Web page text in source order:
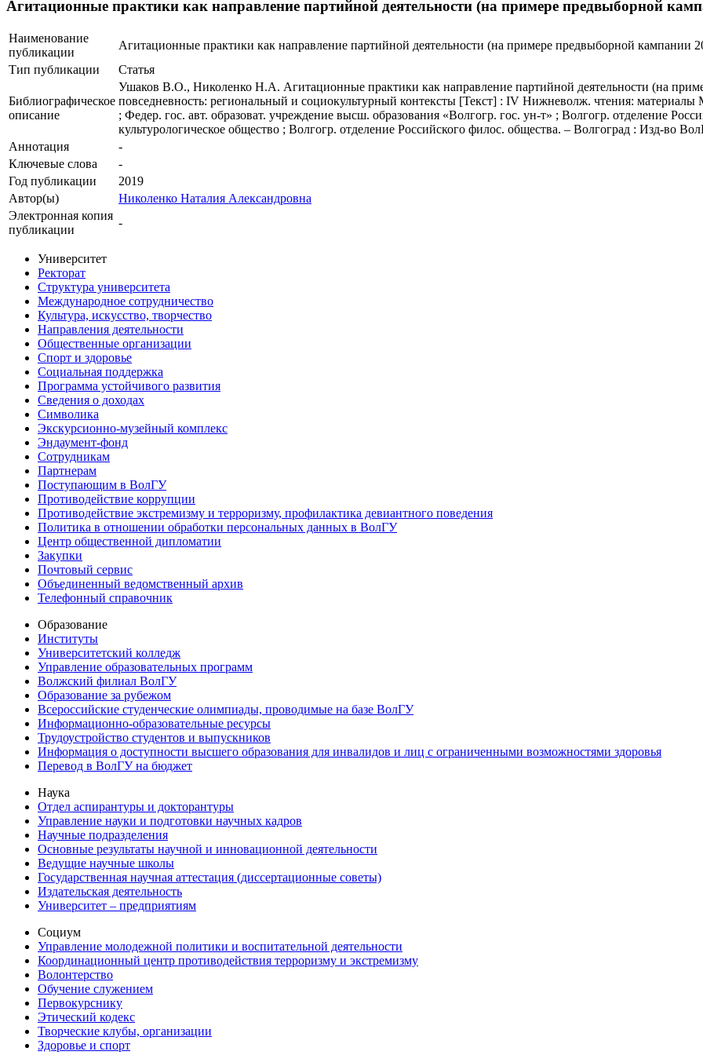
Агитационные практики как направление партийной деятельности (на примере предвыборной
Наименование
публикации
Агитационные практики как направление партийной деятельности (на примере предвыборной кампании
Тип публикации
Статья
Библиографическое
описание
Ушаков В.О., Николенко Н.А. Агитационные практики как направление партийной деятельности (на
повседневность: региональный и социокультурный контексты [Текст] : IV Нижневолж. чтения: материалы
; Федер. гос. авт. образоват. учреждение высш. образования «Волгогр. гос. ун-т» ; Волгогр. отделение
культурологическое общество ; Волгогр. отделение Российского филос. общества. – Волгоград : Изд-во
Аннотация
-
Ключевые cлова
-
Год публикации
2019
Автор(ы)
Николенко Наталия Александровна
Электронная копия
публикации
-
Университет
Ректорат
Структура университета
Международное сотрудничество
Культура, искусство, творчество
Направления деятельности
Общественные организации
Спорт и здоровье
Социальная поддержка
Программа устойчивого развития
Сведения о доходах
Символика
Экскурсионно-музейный комплекс
Эндаумент-фонд
Сотрудникам
Партнерам
Поступающим в ВолГУ
Противодействие коррупции
Противодействие экстремизму и терроризму, профилактика девиантного поведения
Политика в отношении обработки персональных данных в ВолГУ
Центр общественной дипломатии
Закупки
Почтовый сервис
Объединенный ведомственный архив
Телефонный справочник
Образование
Институты
Университетский колледж
Управление образовательных программ
Волжский филиал ВолГУ
Образование за рубежом
Всероссийские студенческие олимпиады, проводимые на базе ВолГУ
Информационно-образовательные ресурсы
Трудоустройство студентов и выпускников
Информация о доступности высшего образования для инвалидов и лиц с ограниченными возможностями здоровья
Перевод в ВолГУ на бюджет
Наука
Отдел аспирантуры и докторантуры
Управление науки и подготовки научных кадров
Научные подразделения
Основные результаты научной и инновационной деятельности
Ведущие научные школы
Государственная научная аттестация (диссертационные советы)
Издательская деятельность
Университет – предприятиям
Социум
Управление молодежной политики и воспитательной деятельности
Координационный центр противодействия терроризму и экстремизму
Волонтерство
Обучение служением
Первокурснику
Этический кодекс
Творческие клубы, организации
Здоровье и спорт